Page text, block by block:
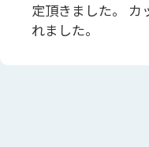
定頂きました。 カ
れました。